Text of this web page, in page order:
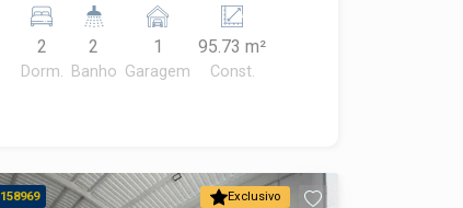
2
Dorm.
2
Banho
1
Garagem
95.73 m²
Const.
Exclusivo
158969